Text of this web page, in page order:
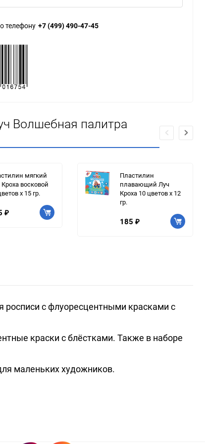
телефону +7 (499) 490-47-45
Волшебная палитра
мягкий
восковой
х 15 гр.
₽
Пластилин
плавающий Луч
Кроха 10 цветов х 12
гр.
185 ₽
росписи с флуоресцентными красками с
краски с блёстками. Также в наборе
маленьких художников.